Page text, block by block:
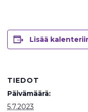
Lisää
TIEDOT
Päivämäärä:
5.7.2023